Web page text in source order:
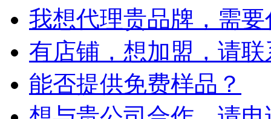
我想代理贵品牌，需
有店铺，想加盟，请
能否提供免费样品？